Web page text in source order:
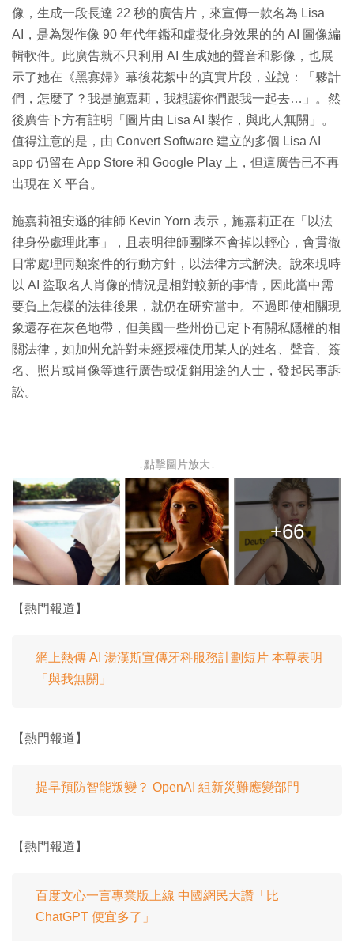
像，生成一段長達 22 秒的廣告片，來宣傳一款名為 Lisa
AI，是為製作像 90 年代年鑑和虛擬化身效果的的 AI 圖像編
輯軟件。此廣告就不只利用 AI 生成她的聲音和影像，也展
示了她在《黑寡婦》幕後花絮中的真實片段，並說：「夥計
們，怎麼了？我是施嘉莉，我想讓你們跟我一起去…」。然
後廣告下方有註明「圖片由 Lisa AI 製作，與此人無關」。
值得注意的是，由 Convert Software 建立的多個 Lisa AI
app 仍留在 App Store 和 Google Play 上，但這廣告已不再
出現在 X 平台。
施嘉莉祖安遜的律師 Kevin Yorn 表示，施嘉莉正在「以法
律身份處理此事」，且表明律師團隊不會掉以輕心，會貫徹
日常處理同類案件的行動方針，以法律方式解決。說來現時
以 AI 盜取名人肖像的情況是相對較新的事情，因此當中需
要負上怎樣的法律後果，就仍在研究當中。不過即使相關現
象還存在灰色地帶，但美國一些州份已定下有關私隱權的相
關法律，如加州允許對未經授權使用某人的姓名、聲音、簽
名、照片或肖像等進行廣告或促銷用途的人士，發起民事訴
訟。
↓點擊圖片放大↓
+66
【熱門報道】
網上熱傳 AI 湯漢斯宣傳牙科服務計劃短片 本尊表明
「與我無關」
【熱門報道】
提早預防智能叛變？ OpenAI 組新災難應變部門
【熱門報道】
百度文心一言專業版上線 中國網民大讚「比
ChatGPT 便宜多了」